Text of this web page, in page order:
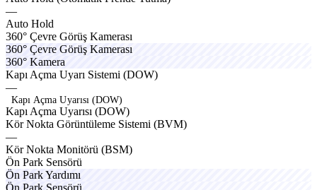
—
Auto Hold
360° Çevre Görüşfullox
Kamerası
360° Çevre Görüşfullox
Kamerası
360° Kamera
Kapı Açma Uyarı Sistemi (DOW)
—
Kapı Açma Uyarısı (DOW)
Kapı Açma Uyarısı (DOW)
Körlightx
Nokta stylox
Görüntüleme Sistemi spedr
(BVM)
—
Kör Nokta Monitörü (BSM)
Ön Parkspecox
Sensörü
Ön ParkYardımı
specox